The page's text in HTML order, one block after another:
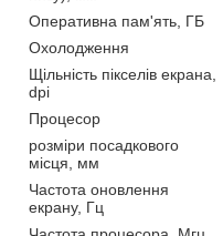
Оперативна пам'ять, ГБ
Охолодження
Щільність пікселів екрана,
dpi
Процесор
розміри посадкового
місця, мм
Частота оновлення
екрану, Гц